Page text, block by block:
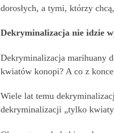
dorosłych, a tymi, którzy
Dekryminalizacja nie idzie
Dekryminalizacja marihuany
kwiatów konopi? A co z
Wiele lat temu
dekryminalizacji „tylko